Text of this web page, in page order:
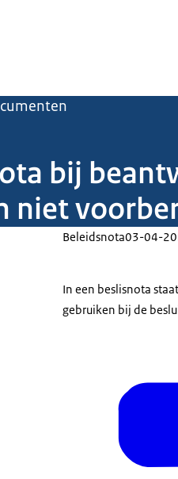
bij
niet
Beleidsnota03-04-
In een beslisnota
gebruiken bij de